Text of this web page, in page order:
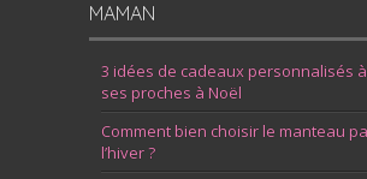
MAMAN
3 idées de cadeaux personnalisés
ses proches à Noël
Comment bien choisir le manteau
l’hiver ?